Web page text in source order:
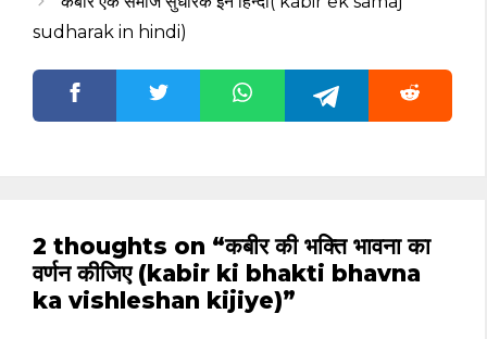
sudharak in hindi)
2 thoughts on “कबीर की भक्ति भावना का
वर्णन कीजिए (kabir ki bhakti bhavna
ka vishleshan kijiye)”